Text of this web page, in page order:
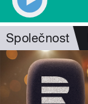
Společnost